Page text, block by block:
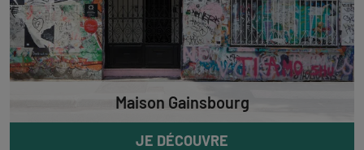
Maison Gainsbourg
JE DÉCOUVRE